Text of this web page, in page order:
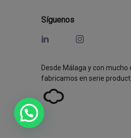
Síguenos
Desde Málaga y con mucho
fabricamos en serie